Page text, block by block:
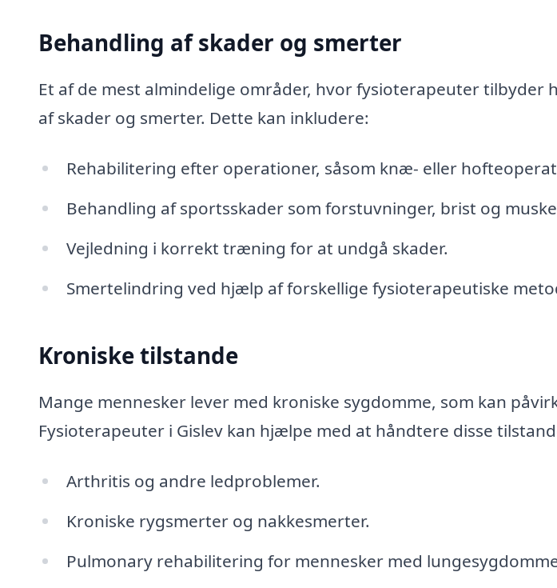
Behandling af skader og smerter
Et af de mest almindelige områder, hvor fysioterapeuter tilbyder
af skader og smerter. Dette kan inkludere:
Rehabilitering efter operationer, såsom knæ- eller
Behandling af sportsskader som forstuvninger, brist og
Vejledning i korrekt træning for at undgå skader.
Smertelindring ved hjælp af forskellige fysioterapeutiske
Kroniske tilstande
Mange mennesker lever med kroniske sygdomme, som kan
Fysioterapeuter i Gislev kan hjælpe med at håndtere disse
Arthritis og andre ledproblemer.
Kroniske rygsmerter og nakkesmerter.
Pulmonary rehabilitering for mennesker med